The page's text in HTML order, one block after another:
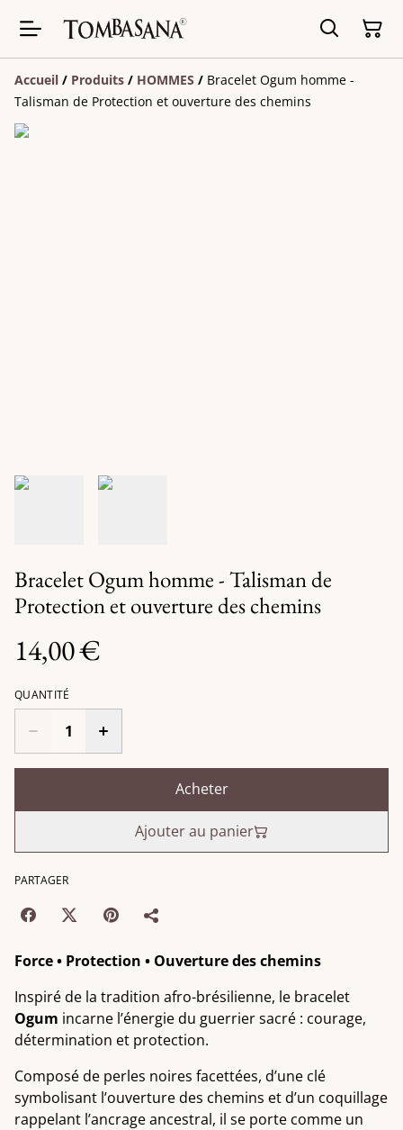
Accueil / Produits / HOMMES / Bracelet Ogum homme -
Talisman de Protection et ouverture des chemins
Bracelet Ogum homme - Talisman de
Protection et ouverture des chemins
14,00 €
QUANTITÉ
Acheter
Ajouter au panier
PARTAGER
Force • Protection • Ouverture des chemins
Inspiré de la tradition afro-brésilienne, le bracelet
Ogum incarne l’énergie du guerrier sacré : courage,
détermination et protection.
Composé de perles noires facettées, d’une clé
symbolisant l’ouverture des chemins et d’un coquillage
rappelant l’ancrage ancestral, il se porte comme un